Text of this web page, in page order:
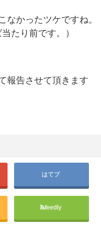
なかったツケですね。
たり前です。）
報告させて頂きます
はてブ
feedly